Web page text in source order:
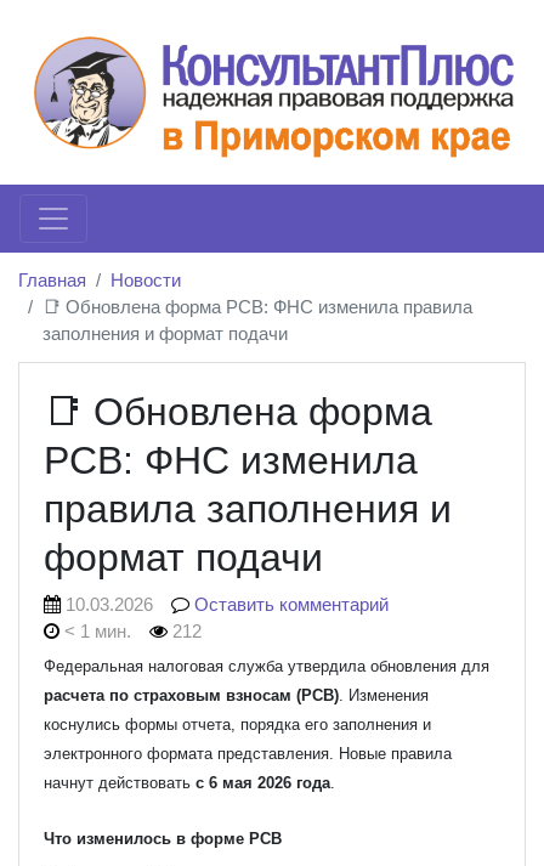
Главная
Новости
📑 Обновлена форма РСВ: ФНС изменила правила
заполнения и формат подачи
📑 Обновлена форма
РСВ: ФНС изменила
правила заполнения и
формат подачи
10.03.2026
Оставить комментарий
< 1 мин.
212
Федеральная налоговая служба утвердила обновления для
расчета по страховым взносам (РСВ) . Изменения
коснулись формы отчета, порядка его заполнения и
электронного формата представления. Новые правила
начнут действовать с 6 мая 2026 года
Что изменилось в форме РСВ